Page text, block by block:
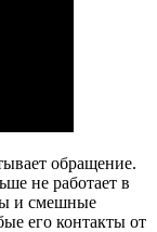
обращение.
не работает в
и смешные
его контакты от